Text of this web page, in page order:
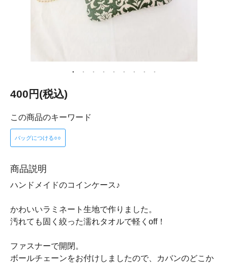
400円(税込)
この商品のキーワード
バッグにつける○○
商品説明
ハンドメイドのコインケース♪
かわいいラミネート生地で作りました。
汚れても固く絞った濡れタオルで軽くoff！
ファスナーで開閉。
ボールチェーンをお付けしましたので、カバンのどこか